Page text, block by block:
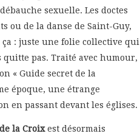
sexuelle. Les doctes
ou de la danse de Saint-Guy,
: juste une folie collective qui
quitte pas. Traité avec humour,
« Guide secret de la
époque, une étrange
en passant devant les églises.
la Croixest désormais